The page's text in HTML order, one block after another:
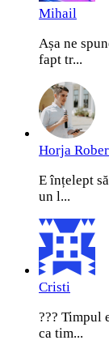
Mihail
Așa ne
fapt tr...
Horja
E înțelept
un l...
Cristi
??? Timpul
ca tim...